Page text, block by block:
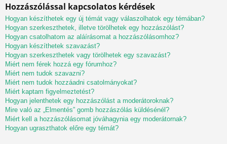
Hozzászólással kapcsolatos kérdések
Hogyan készíthetek egy új témát vagy válaszolhatok egy témában?
Hogyan szerkeszthetek, illetve törölhetek egy hozzászólást?
Hogyan csatolhatom az aláírásomat a hozzászólásomhoz?
Hogyan készíthetek szavazást?
Hogyan szerkeszthetek vagy törölhetek egy szavazást?
Miért nem férek hozzá egy fórumhoz?
Miért nem tudok szavazni?
Miért nem tudok hozzáadni csatolmányokat?
Miért kaptam figyelmeztetést?
Hogyan jelenthetek egy hozzászólást a moderátoroknak?
Mire való az „Elmentés” gomb hozzászólás küldésénél?
Miért kell a hozzászólásomat jóváhagynia egy moderátornak?
Hogyan ugraszthatok előre egy témát?